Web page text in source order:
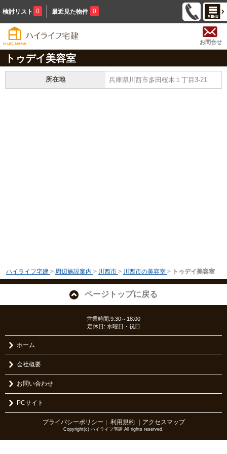
検討リスト 0 最近見た物件 0
お問合せ
トゥデイ美容室
所在地 兵庫県川西市多田桜木１丁目3-21
ハイライフ宅建 > 周辺施設案内 > 川西市 > 川西市の美容室 > トゥデイ美容室
ページトップに戻る
営業時間:9:30～18:00
定休日: 水曜日・祝日
ホーム
会社概要
お問い合わせ
PCサイト
プライバシーポリシー ｜ 利用規約 ｜アクセスマップ
Copyright(c) ハイライフ宅建 All rights reserved.